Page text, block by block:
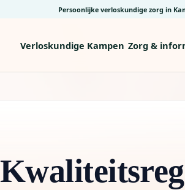
Persoonlijke verloskundige zorg in
Verloskundige Kampen Zorg &